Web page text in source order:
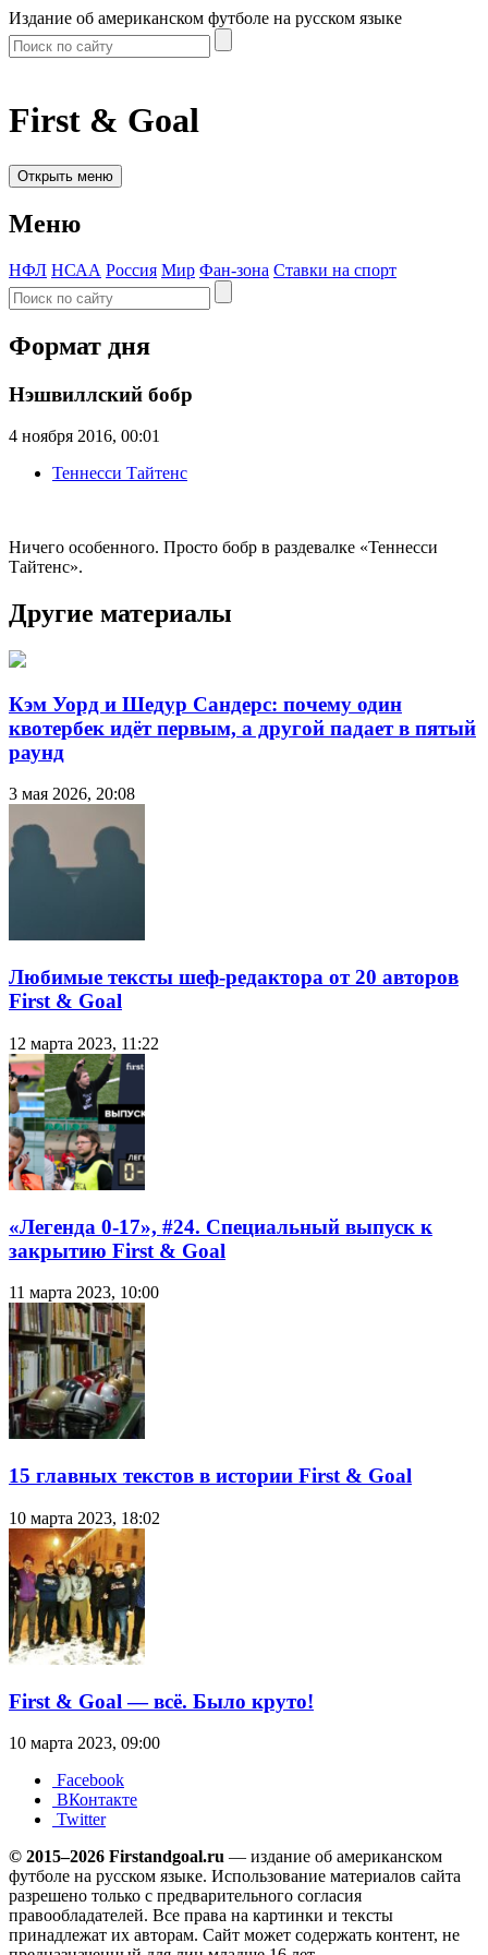
Издание об американском футболе на русском языке
First & Goal
Открыть меню
Меню
НФЛ НСАА Россия Мир Фан-зона Ставки на спорт
Формат дня
Нэшвиллский бобр
4 ноября 2016, 00:01
Теннесси Тайтенс
Ничего особенного. Просто бобр в раздевалке «Теннесси
Тайтенс».
Другие материалы
Кэм Уорд и Шедур Сандерс: почему один
квотербек идёт первым, а другой падает в пятый
раунд
3 мая 2026, 20:08
Любимые тексты шеф-редактора от 20 авторов
First & Goal
12 марта 2023, 11:22
«Легенда 0-17», #24. Специальный выпуск к
закрытию First & Goal
11 марта 2023, 10:00
15 главных текстов в истории First & Goal
10 марта 2023, 18:02
First & Goal — всё. Было круто!
10 марта 2023, 09:00
Facebook
ВКонтакте
Twitter
© 2015–2026 Firstandgoal.ru — издание об американском
футболе на русском языке. Использование материалов cайта
разрешено только с предварительного согласия
правообладателей. Все права на картинки и тексты
принадлежат их авторам. Сайт может содержать контент, не